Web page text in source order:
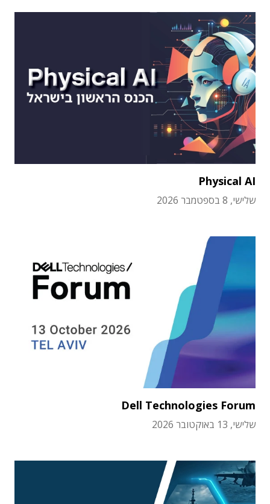
Physical AI
שלישי, 8 בספטמבר 2026
Dell Technologies Forum
שלישי, 13 באוקטובר 2026